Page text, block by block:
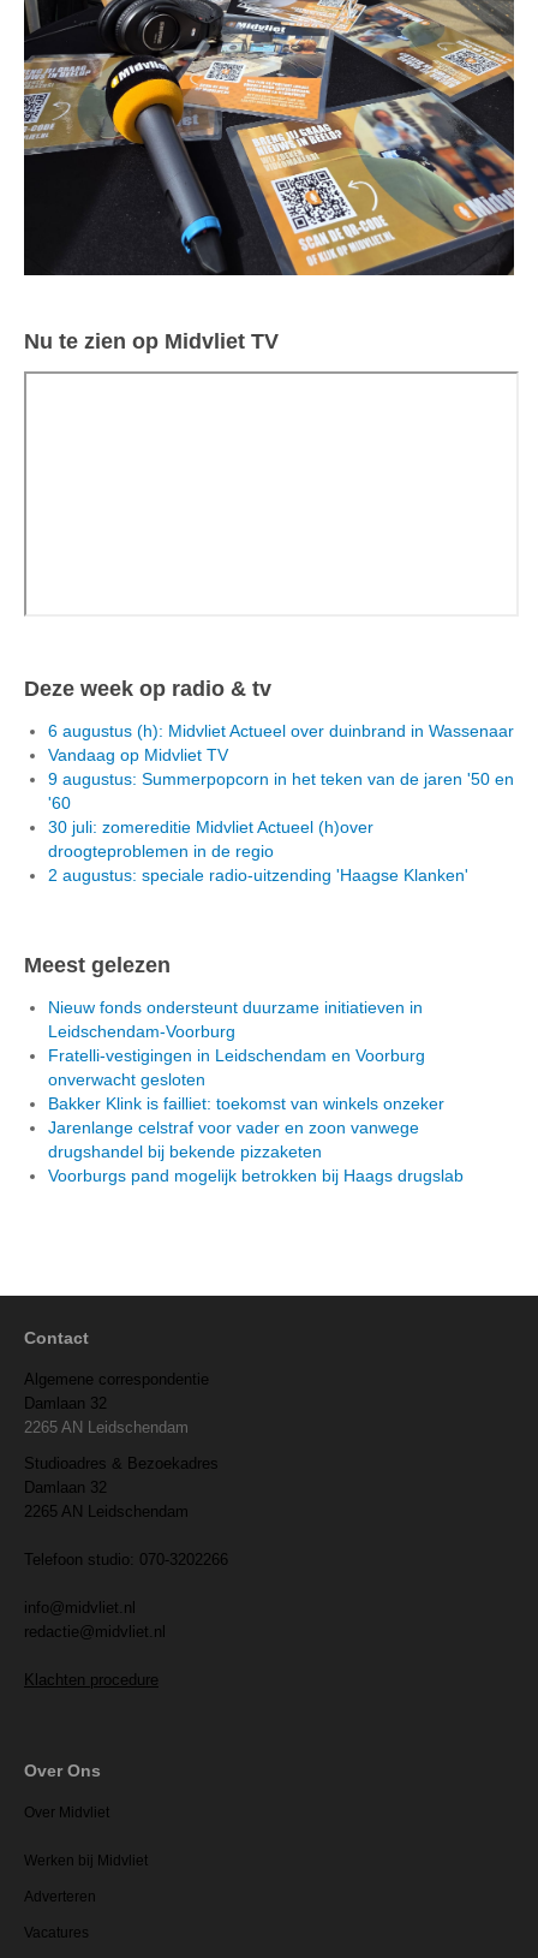
Nu te zien op Midvliet TV
Deze week op radio & tv
6 augustus (h): Midvliet Actueel over duinbrand in Wassenaar
Vandaag op Midvliet TV
9 augustus: Summerpopcorn in het teken van de jaren '50 en
'60
30 juli: zomereditie Midvliet Actueel (h)over
droogteproblemen in de regio
2 augustus: speciale radio-uitzending 'Haagse Klanken'
Meest gelezen
Nieuw fonds ondersteunt duurzame initiatieven in
Leidschendam-Voorburg
Fratelli-vestigingen in Leidschendam en Voorburg
onverwacht gesloten
Bakker Klink is failliet: toekomst van winkels onzeker
Jarenlange celstraf voor vader en zoon vanwege
drugshandel bij bekende pizzaketen
Voorburgs pand mogelijk betrokken bij Haags drugslab
Contact
Algemene correspondentie
Damlaan 32
2265 AN Leidschendam
Studioadres & Bezoekadres
Damlaan 32
2265 AN Leidschendam
Telefoon studio: 070-3202266
info@midvliet.nl
redactie@midvliet.nl
Klachten procedure
Over Ons
Over Midvliet
Werken bij Midvliet
Adverteren
Vacatures